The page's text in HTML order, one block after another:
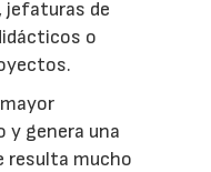
jefaturas de
o
y genera una
resulta mucho